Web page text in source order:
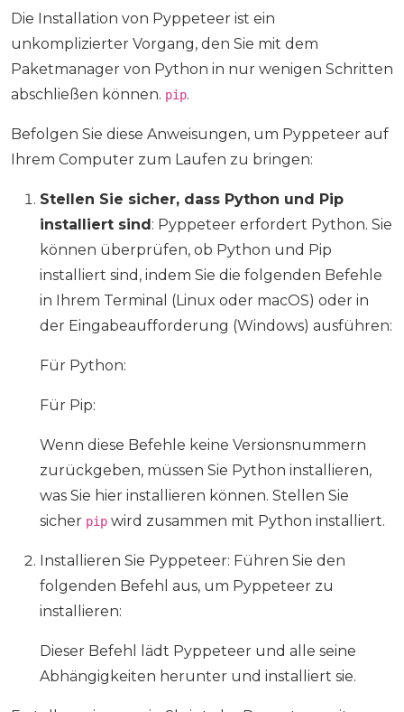
Die Installation von Pyppeteer ist ein
unkomplizierter Vorgang, den Sie mit dem
Paketmanager von Python in nur wenigen Schritten
abschließen können. pip.
Befolgen Sie diese Anweisungen, um Pyppeteer auf
Ihrem Computer zum Laufen zu bringen:
Stellen Sie sicher, dass Python und Pip
installiert sind : Pyppeteer erfordert Python. Sie
können überprüfen, ob Python und Pip
installiert sind, indem Sie die folgenden Befehle
in Ihrem Terminal (Linux oder macOS) oder in
der Eingabeaufforderung (Windows) ausführen:
Für Python:
Für Pip:
Wenn diese Befehle keine Versionsnummern
zurückgeben, müssen Sie Python installieren,
was Sie hier installieren können. Stellen Sie
sicher pip wird zusammen mit Python installiert.
Installieren Sie Pyppeteer: Führen Sie den
folgenden Befehl aus, um Pyppeteer zu
installieren:
Dieser Befehl lädt Pyppeteer und alle seine
Abhängigkeiten herunter und installiert sie.